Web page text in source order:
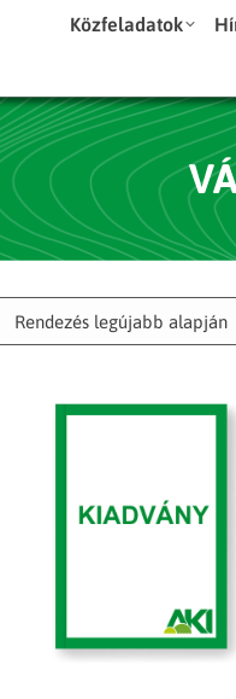
Közfeladatok